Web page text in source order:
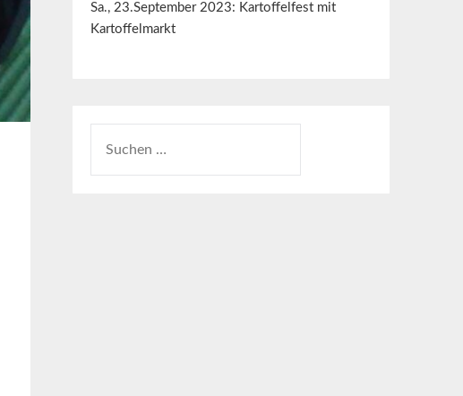
Sa., 23.September 2023: Kartoffelfest mit
Kartoffelmarkt